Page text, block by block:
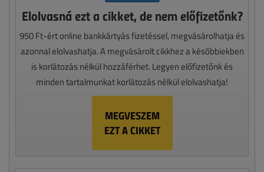
Elolvasná ezt a cikket, de nem előfizetőnk?
950 Ft-ért online bankkártyás fizetéssel, megvásárolhatja és
azonnal elolvashatja. A megvásárolt cikkhez a későbbiekben
is korlátozás nélkül hozzáférhet. Legyen előfizetőnk és
minden tartalmunkat korlátozás nélkül elolvashatja!
MEGVESZEM
EZT A CIKKET